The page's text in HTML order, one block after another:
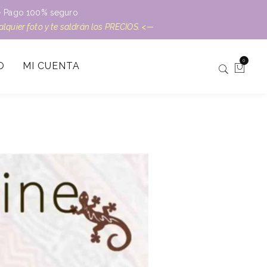
100% seguro
foto y te saldrán los PRECIOS. <—
MI CUENTA 0